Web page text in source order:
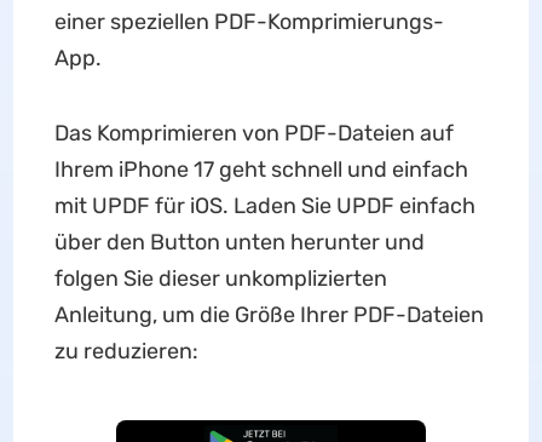
einer speziellen PDF-Komprimierungs-
App.
Das Komprimieren von PDF-Dateien auf
Ihrem iPhone 17 geht schnell und einfach
mit UPDF für iOS. Laden Sie UPDF einfach
über den Button unten herunter und
folgen Sie dieser unkomplizierten
Anleitung, um die Größe Ihrer PDF-Dateien
zu reduzieren: